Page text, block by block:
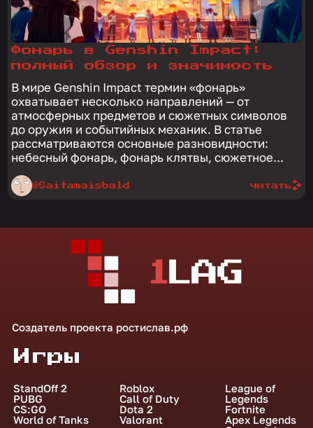
Фонарь в Genshin Impact:
полный обзор и значимость
В мире Genshin Impact термин «фонарь»
охватывает несколько направлений — от
атмосферных предметов и сюжетных символов
до оружия и событийных механик. В статье
рассматриваются основные разновидности:
небесный фонарь, фонарь клятвы, сюжетное...
@Saitamaisbald читать
Создатель проекта ростислав.рф
Игры
StandOff 2
PUBG
CS:GO
World of Tanks
Roblox
Call of Duty
Dota 2
Valorant
League of
Legends
Fortnite
Apex Legends